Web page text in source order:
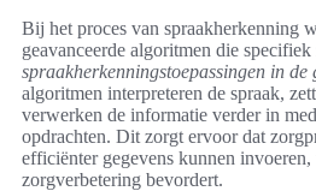
Bij het proces van spraakherkenning
geavanceerde algoritmen die
spraakherkenningstoepassingen in de
algoritmen interpreteren de spraak,
verwerken de informatie verder in
opdrachten. Dit zorgt ervoor dat
efficiënter gegevens kunnen invoeren,
zorgverbetering bevordert.